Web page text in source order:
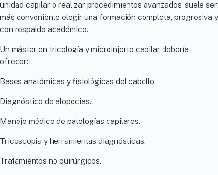
unidad capilar o realizar procedimientos avanzados, suele ser
más conveniente elegir una formación completa, progresiva y
con respaldo académico.
Un máster en tricología y microinjerto capilar debería
ofrecer:
Bases anatómicas y fisiológicas del cabello.
Diagnóstico de alopecias.
Manejo médico de patologías capilares.
Tricoscopia y herramientas diagnósticas.
Tratamientos no quirúrgicos.